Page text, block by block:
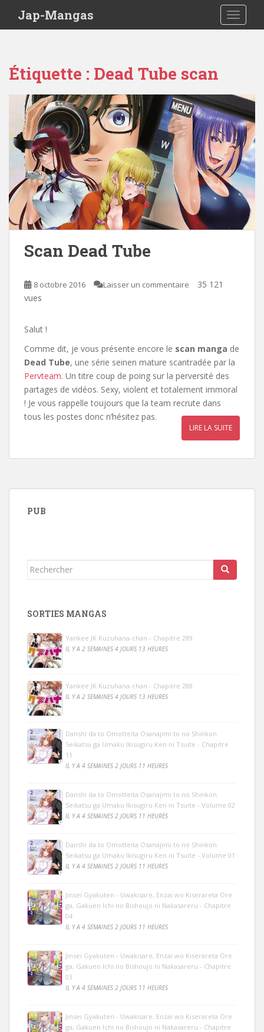
Jap-Mangas
Étiquette : Dead Tube scan
Scan Dead Tube
8 octobre 2016 Laisser un commentaire
35 121
vues
Salut !
Comme dit, je vous présente encore le scan manga de
Dead Tube, une série seinen mature scantradée par la
Pervteam. Un titre coup de poing sur la perversité des
partages de vidéos. Sexy, violent et totalement immoral
! Je vous rappelle toujours que la team recrute dans
tous les postes donc n’hésitez pas.
LIRE LA SUITE
PUB
Rechercher...
SORTIES MANGAS
Yankee JK Kuzuhana-chan - Chapitre 289
IL Y A 2 SEMAINES 4 JOURS 13 HEURES
Yankee JK Kuzuhana-chan - Chapitre 288
IL Y A 2 SEMAINES 4 JOURS 13 HEURES
Danshi da to Omotteita Osanajimi to no Shinkon
Seikatsu ga Umaku Ikisugiru Ken ni Tsuite - Chapitre
11
IL Y A 4 SEMAINES 2 JOURS 11 HEURES
Danshi da to Omotteita Osanajimi to no Shinkon
Seikatsu ga Umaku Ikisugiru Ken ni Tsuite - Volume 02
IL Y A 4 SEMAINES 2 JOURS 11 HEURES
Danshi da to Omotteita Osanajimi to no Shinkon
Seikatsu ga Umaku Ikisugiru Ken ni Tsuite - Volume 01
IL Y A 4 SEMAINES 2 JOURS 11 HEURES
Jinsei Gyakuten - Uwakisare, Enzai wo Kiserareta Ore
ga, Gakuen Ichi no Bishoujo ni Nakasareru - Chapitre
04
IL Y A 4 SEMAINES 2 JOURS 11 HEURES
Jinsei Gyakuten - Uwakisare, Enzai wo Kiserareta Ore
ga, Gakuen Ichi no Bishoujo ni Nakasareru - Chapitre
03
IL Y A 4 SEMAINES 2 JOURS 11 HEURES
Jinsei Gyakuten - Uwakisare, Enzai wo Kiserareta Ore
ga, Gakuen Ichi no Bishoujo ni Nakasareru - Chapitre